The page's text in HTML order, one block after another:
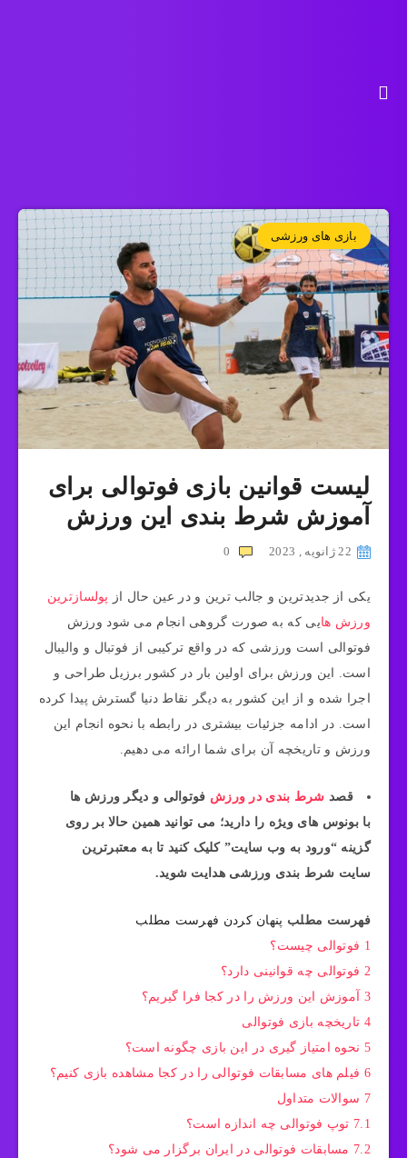
بازی های ورزشی
لیست قوانین بازی فوتوالی برای
آموزش شرط بندی این ورزش
22 ژانویه , 2023 0
یکی از جدیدترین و جالب ترین و در عین حال از
پولسازترین
ورزش هایی که به صورت گروهی انجام می شود ورزش
فوتوالی است ورزشی که در واقع ترکیبی از فوتبال و والیبال
است. این ورزش برای اولین بار در کشور برزیل طراحی و
اجرا شده و از این کشور به دیگر نقاط دنیا گسترش پیدا کرده
است. در ادامه جزئیات بیشتری در رابطه با نحوه انجام این
ورزش و تاریخچه آن برای شما ارائه می دهیم.
قصد شرط بندی در ورزش فوتوالی و دیگر ورزش ها
با بونوس های ویژه را دارید؛ می توانید همین حالا بر روی
گزینه “ورود به وب سایت” کلیک کنید تا به معتبرترین
سایت شرط بندی ورزشی هدایت شوید.
فهرست مطلب پنهان کردن فهرست مطلب
1 فوتوالی چیست؟
2 فوتوالی چه قوانینی دارد؟
3
آموزش این ورزش را در کجا فرا گیریم؟
4 تاریخچه بازی فوتوالی
5 نحوه امتیاز گیری در این بازی چگونه است؟
6 فیلم های مسابقات فوتوالی را در کجا مشاهده بازی کنیم؟
7 سوالات متداول
7.1 توپ فوتوالی چه اندازه است؟
7.2 مسابقات فوتوالی در ایران برگزار می شود؟